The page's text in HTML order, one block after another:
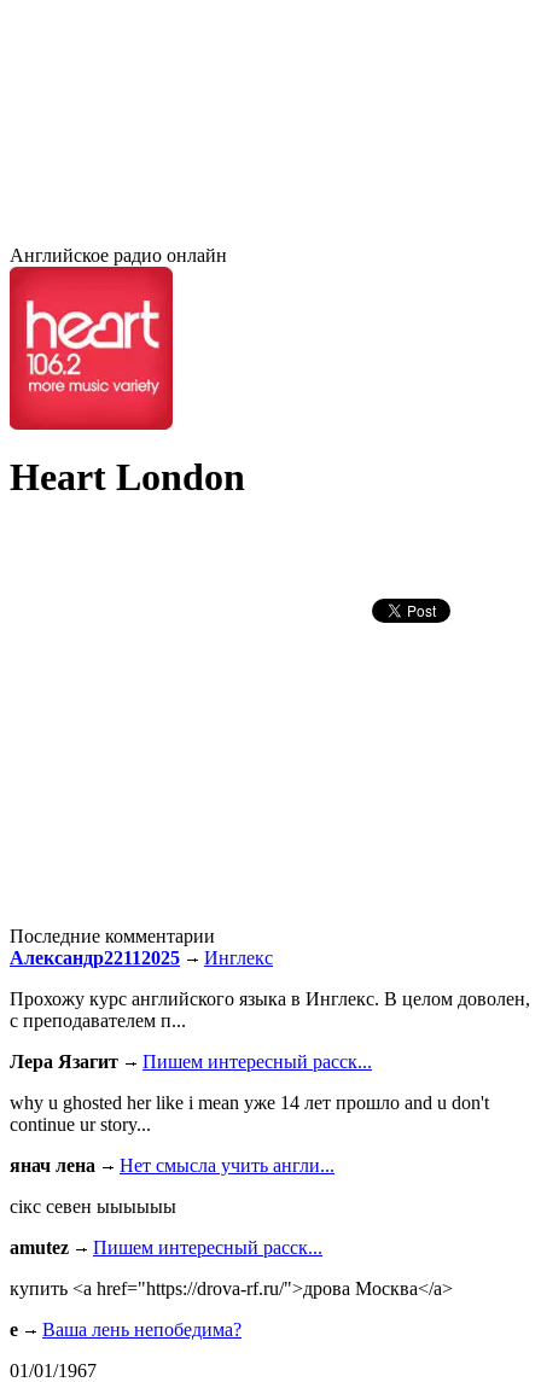
Английское радио онлайн
Heart London
Последние комментарии
Александр22112025
Инглекс
Прохожу курс английского языка в Инглекс. В целом доволен,
с преподавателем п...
Лера Язагит
Пишем интересный расск...
why u ghosted her like i mean уже 14 лет прошло and u don't
continue ur story...
янач лена
Нет смысла учить англи...
сiкс севен ыыыыыы
amutez
Пишем интересный расск...
купить <a href="https://drova-rf.ru/">дрова Москва</a>
e
Ваша лень непобедима?
01/01/1967